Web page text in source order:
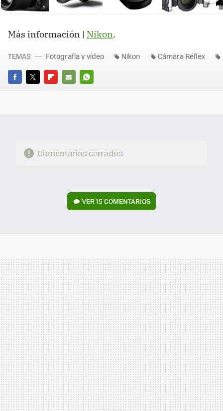
Más información | Nikon.
FACEBOOK
TWITTERFLIPBOARD
E-
WHATSAPP
TEMAS Fotografía y vídeo Nikon Cámara Réflex
Comentarios cerrados
VER15 COMENTARIOS